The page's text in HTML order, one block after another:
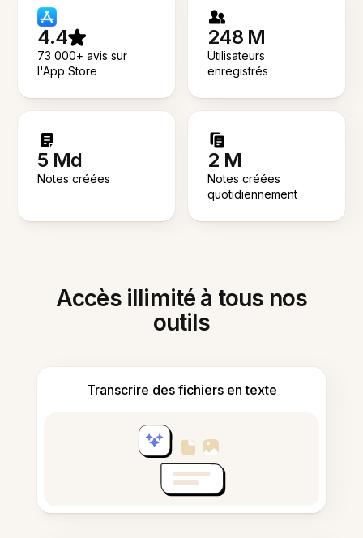
4.4
73 000+ avis sur
l'App Store
248 M
Utilisateurs
enregistrés
5 Md
Notes créées
2 M
Notes créées
quotidiennement
Accès illimité à tous nos
outils
Transcrire des fichiers en texte